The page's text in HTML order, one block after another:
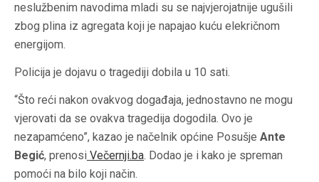
neslužbenim navodima mladi su se najvjerojatnije ugušili
zbog plina iz agregata koji je napajao kuću elekričnom
energijom.
Policija je dojavu o tragediji dobila u 10 sati.
“Što reći nakon ovakvog događaja, jednostavno ne mogu
vjerovati da se ovakva tragedija dogodila. Ovo je
nezapamćeno”, kazao je načelnik općine Posušje Ante
Begić, prenosi Večernji.ba. Dodao je i kako je spreman
pomoći na bilo koji način.